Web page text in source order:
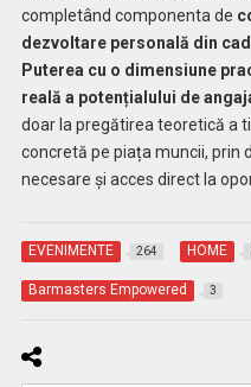
completând componenta de
dezvoltare personală din
Puterea cu o dimensiune
reală a potențialului de
doar la pregătirea teoretică a
concretă pe piața muncii,
necesare și acces direct la
EVENIMENTE 264 HOME
Barmasters Empowered 3